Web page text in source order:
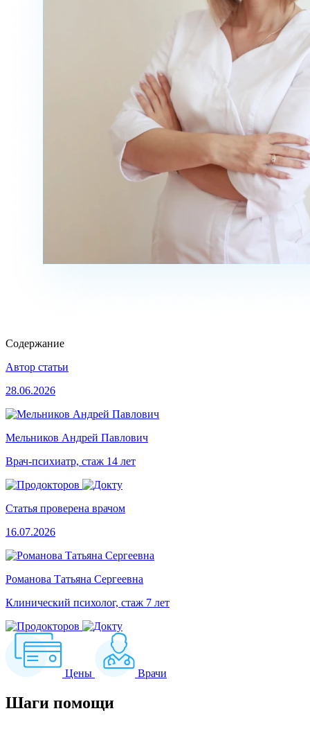
Содержание
Автор статьи
28.06.2026
Мельников Андрей Павлович
Врач-психиатр, стаж 14 лет
Статья проверена врачом
16.07.2026
Романова Татьяна Сергеевна
Клинический психолог, стаж 7 лет
Цены Врачи
Шаги помощи